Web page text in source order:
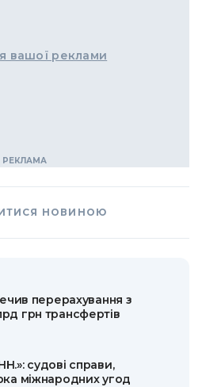
вашої реклами
НОВИНОЮ
перерахування з
грн трансфертів
судові справи,
міжнародних угод